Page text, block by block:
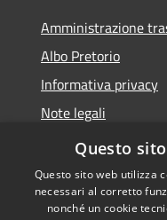
Amministrazione
Albo Pretorio
Informativa privacy
Note legali
Dichiarazione di
Questo
Questo sito web utilizza
necessari al corretto
nonché un cookie